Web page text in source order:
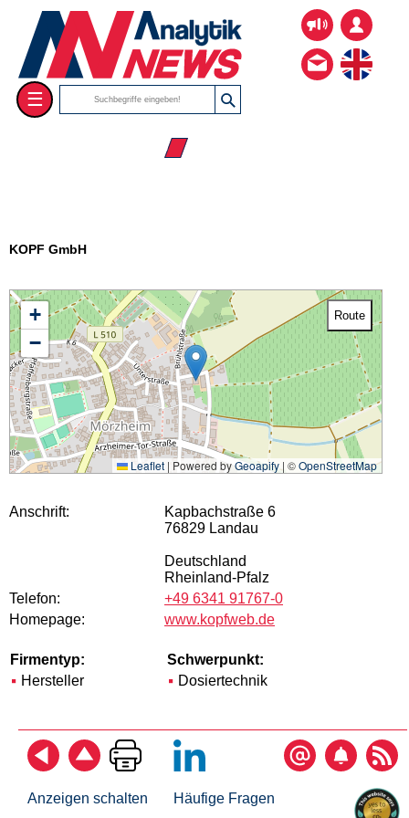
☰
☰ Firmenverzeichnis
KOPF GmbH
+
−
Route
Leaflet | Powered byGeoapify| ©OpenStreetMap
Anschrift:
Kapbachstraße 6
76829 Landau
Deutschland
Rheinland-Pfalz
Telefon:
+49 6341 91767-0
Homepage:
www.kopfweb.de
Firmentyp:
Hersteller
Schwerpunkt:
Dosiertechnik
Anzeigen schalten
Häufige Fragen